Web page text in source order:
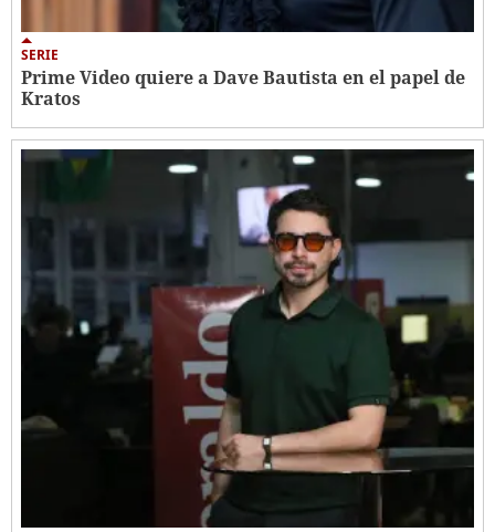
SERIE
Prime Video quiere a Dave Bautista en el papel de
Kratos